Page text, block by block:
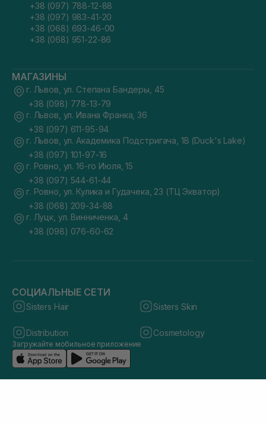
+38 (097) 788-12-88
+38 (097) 983-41-20
+38 (068) 693-46-00
+38 (068) 951-22-86
МАГАЗИНЫ
г. Львов, ул. Степана Бандеры, 45
+38 (098) 778-13-79
г. Львов, ул. Ивана Франка, 36
+38 (097) 611-95-94
г. Львов, ул. Академика Подстригача, 1В (Duck's Lake)
+38 (097) 101-97-16
г. Ровно, ул. 16-го Июля, 15
+38 (097) 544-61-44
г. Ровно, ул. Кулика и Гудачека, 23 (ТЦ Экватор)
+38 (068) 209-34-88
г. Луцк, ул. Винниченка, 4
+38 (098) 076-60-62
СОЦИАЛЬНЫЕ СЕТИ
Sisters Hair Sisters Skin
Distribution Cosmetology
Загружайте мобильное приложение